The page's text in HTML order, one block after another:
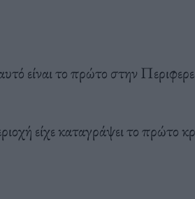
είναι το πρώτο στην
είχε καταγράψει το πρώτο